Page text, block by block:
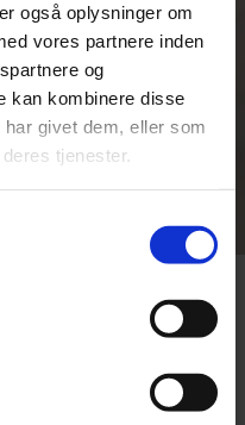
også oplysninger om
vores partnere inden
og
kan kombinere disse
givet dem, eller som
tjenester.